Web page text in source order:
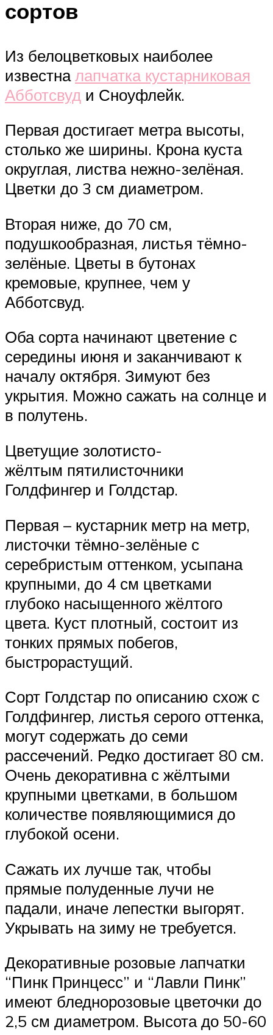
сортов
Из белоцветковых наиболее
известналапчатка кустарниковая
Абботсвуд и Сноуфлейк.
Первая достигает метра высоты,
столько же ширины. Крона куста
округлая, листва нежно-зелёная.
Цветки до 3 см диаметром.
Вторая ниже, до 70 см,
подушкообразная, листья тёмно-
зелёные. Цветы в бутонах
кремовые, крупнее, чем у
Абботсвуд.
Оба сорта начинают цветение с
середины июня и заканчивают к
началу октября. Зимуют без
укрытия. Можно сажать на солнце и
в полутень.
Цветущие золотисто-
жёлтым пятилисточники
Голдфингер и Голдстар.
Первая – кустарник метр на метр,
листочки тёмно-зелёные с
серебристым оттенком, усыпана
крупными, до 4 см цветками
глубоко насыщенного жёлтого
цвета. Куст плотный, состоит из
тонких прямых побегов,
быстрорастущий.
Сорт Голдстар по описанию схож с
Голдфингер, листья серого оттенка,
могут содержать до семи
рассечений. Редко достигает 80 см.
Очень декоративна с жёлтыми
крупными цветками, в большом
количестве появляющимися до
глубокой осени.
Сажать их лучше так, чтобы
прямые полуденные лучи не
падали, иначе лепестки выгорят.
Укрывать на зиму не требуется.
Декоративные розовые лапчатки
“Пинк Принцесс” и “Лавли Пинк”
имеют бледнорозовые цветочки до
2,5 см диаметром. Высота до 50-60